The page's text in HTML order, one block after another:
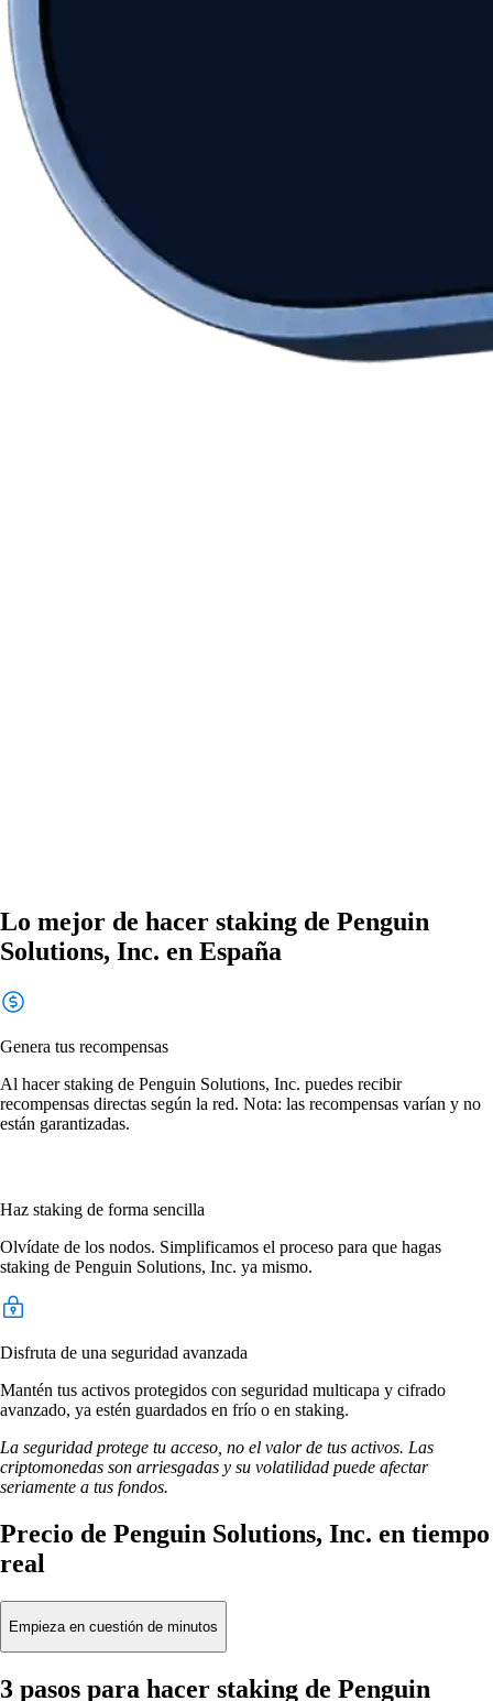
Lo mejor de hacer staking de Penguin
Solutions, Inc. en España
Genera tus recompensas
Al hacer staking de Penguin Solutions, Inc. puedes recibir
recompensas directas según la red. Nota: las recompensas varían y no
están garantizadas.
Haz staking de forma sencilla
Olvídate de los nodos. Simplificamos el proceso para que hagas
staking de Penguin Solutions, Inc. ya mismo.
Disfruta de una seguridad avanzada
Mantén tus activos protegidos con seguridad multicapa y cifrado
avanzado, ya estén guardados en frío o en staking.
La seguridad protege tu acceso, no el valor de tus activos. Las
criptomonedas son arriesgadas y su volatilidad puede afectar
seriamente a tus fondos.
Precio de Penguin Solutions, Inc. en tiempo
real
Empieza en cuestión de minutos
3 pasos para hacer staking de Penguin